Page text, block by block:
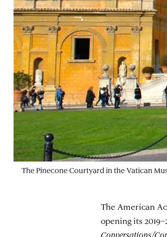
The Pinecone Courtyard in the Vatican
The American
opening its
Conversations/